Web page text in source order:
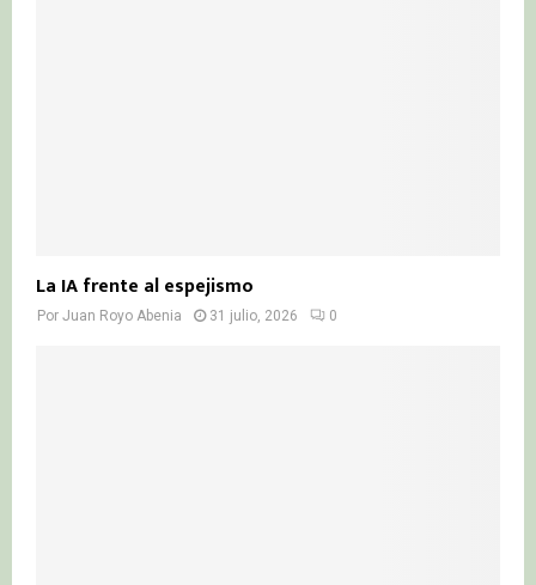
La IA frente al espejismo
Por Juan Royo Abenia 31 julio, 2026 0